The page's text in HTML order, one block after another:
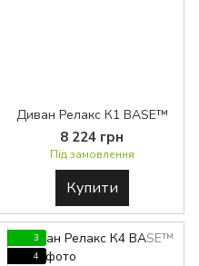
Диван Релакс К1 BASE™
8 224 грн
Під замовлення
Купити
3
4